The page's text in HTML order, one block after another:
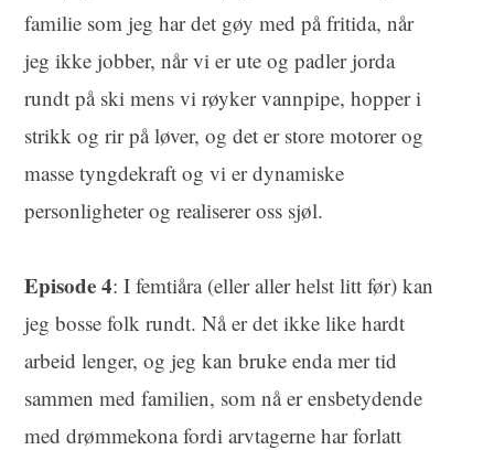
familie som jeg har det gøy med på fritida, når
jeg ikke jobber, når vi er ute og padler jorda
rundt på ski mens vi røyker vannpipe, hopper i
strikk og rir på løver, og det er store motorer og
masse tyngdekraft og vi er dynamiske
personligheter og realiserer oss sjøl.
Episode 4: I femtiåra (eller aller helst litt før) kan
jeg bosse folk rundt. Nå er det ikke like hardt
arbeid lenger, og jeg kan bruke enda mer tid
sammen med familien, som nå er ensbetydende
med drømmekona fordi arvtagerne har forlatt